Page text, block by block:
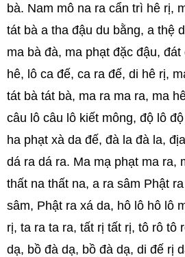
bà. Nam mô na ra cẩn trì hê rị,
tát bà a tha đậu du bằng, a thệ
ma bà đà, ma phạt đặc đậu,
hê, lô ca đế, ca ra đế, di hê rị,
tát bà tát bà, ma ra ma ra, ma
câu lô câu lô kiết mông, độ lô
ha phạt xà da đế, đà la đà la,
dá ra dá ra. Ma mạ phạt ma ra,
thất na thất na, a ra sâm Phật
sâm, Phật ra xá da, hô lô hô lô
rị, ta ra ta ra, tất rị tất rị, tô rô tô
dạ, bồ đà dạ, bồ đà dạ, di đế rị